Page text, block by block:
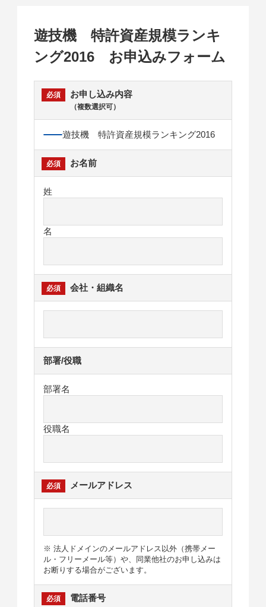
遊技機 特許資産規模ランキ
ング2016 お申込みフォーム
お申し込み内容
（複数選択可）
遊技機 特許資産規模ランキング2016
お名前
姓
名
会社・組織名
部署/役職
部署名
役職名
メールアドレス
※ 法人ドメインのメールアドレス以外（携帯メー
ル・フリーメール等）や、同業他社のお申し込みは
お断りする場合がございます。
電話番号